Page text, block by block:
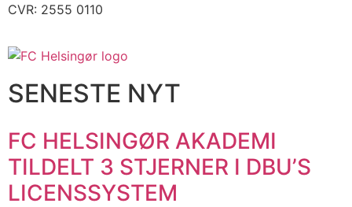
CVR: 2555 0110
SENESTE NYT
FC HELSINGØR AKADEMI
TILDELT 3 STJERNER I DBU’S
LICENSSYSTEM